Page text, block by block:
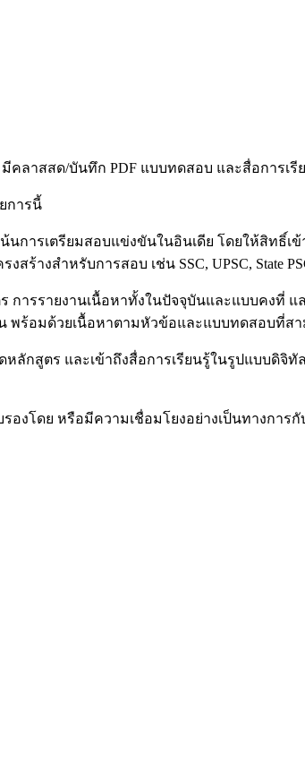
มีคลาสสด/บันทึก PDF แบบทดสอบ และสื่อการเ
การนี้
น้นการเตรียมสอบแข่งขันในอินเดีย โดยให้สิท
งสำหรับการสอบ เช่น SSC, UPSC, State
ารรายงานเนื้อหาทั้งในปัจจุบันและแบบคงที่
ร้อมด้วยเนื้อหาตามหัวข้อและแบบทดสอบที่สา
หลักสูตร และเข้าถึงสื่อการเรียนรู้ในรูปแบบดิ
องโดย หรือมีความเชื่อมโยงอย่างเป็นทางกา